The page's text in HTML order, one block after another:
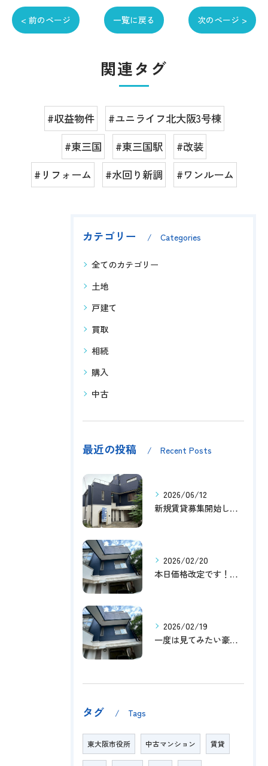
< 前のページ 一覧に戻る 次のページ >
関連タグ
#収益物件
#ユニライフ北大阪3号棟
#東三国
#東三国駅
#改装
#リフォーム
#水回り新調 #ワンルーム
カテゴリー Categories
全てのカテゴリー
土地
戸建て
買取
相続
購入
中古
最近の投稿 Recent Posts
2026/06/12
新規賃貸募集開始しました！
2026/02/20
本日価格改定です！！このチャンスお見逃しなく！！！
2026/02/19
一度は見てみたい豪邸！！内覧受付中です～☆
タグ Tags
東大阪市役所 中古マンション 賃貸